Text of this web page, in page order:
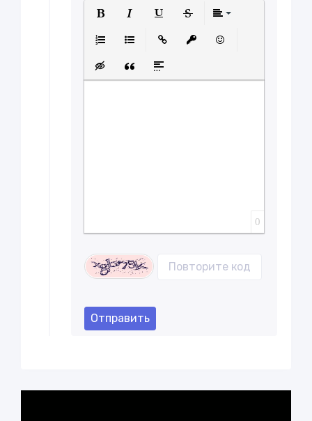
Вставка скрытого текста
Вставка цитаты
Вставка спойлера
0
Отправить